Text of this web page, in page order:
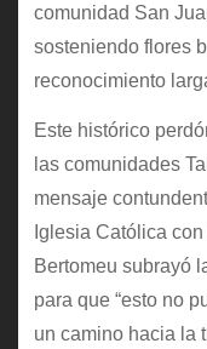
comunidad San
sosteniendo flores
reconocimiento
Este histórico
las comunidades
mensaje
Iglesia Católica
Bertomeu subrayó
para que “esto no
un camino hacia la